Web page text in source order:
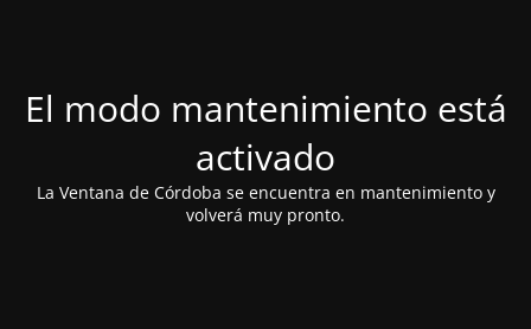
El modo mantenimiento está
activado
La Ventana de Córdoba se encuentra en mantenimiento y
volverá muy pronto.